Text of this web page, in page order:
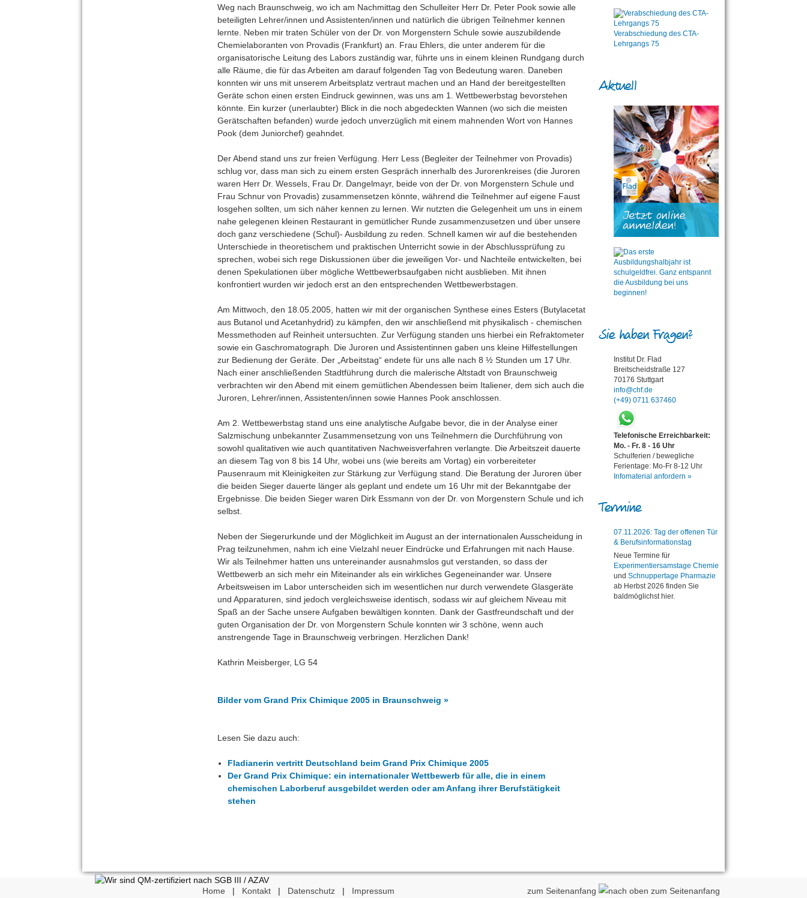
Weg nach Braunschweig, wo ich am Nachmittag den Schulleiter Herr Dr. Peter Pook sowie alle
beteiligten Lehrer/innen und Assistenten/innen und natürlich die übrigen Teilnehmer kennen
lernte. Neben mir traten Schüler von der Dr. von Morgenstern Schule sowie auszubildende
Chemielaboranten von Provadis (Frankfurt) an. Frau Ehlers, die unter anderem für die
organisatorische Leitung des Labors zuständig war, führte uns in einem kleinen Rundgang durch
alle Räume, die für das Arbeiten am darauf folgenden Tag von Bedeutung waren. Daneben
konnten wir uns mit unserem Arbeitsplatz vertraut machen und an Hand der bereitgestellten
Geräte schon einen ersten Eindruck gewinnen, was uns am 1. Wettbewerbstag bevorstehen
könnte. Ein kurzer (unerlaubter) Blick in die noch abgedeckten Wannen (wo sich die meisten
Gerätschaften befanden) wurde jedoch unverzüglich mit einem mahnenden Wort von Hannes
Pook (dem Juniorchef) geahndet.
Der Abend stand uns zur freien Verfügung. Herr Less (Begleiter der Teilnehmer von Provadis)
schlug vor, dass man sich zu einem ersten Gespräch innerhalb des Jurorenkreises (die Juroren
waren Herr Dr. Wessels, Frau Dr. Dangelmayr, beide von der Dr. von Morgenstern Schule und
Frau Schnur von Provadis) zusammensetzen könnte, während die Teilnehmer auf eigene Faust
losgehen sollten, um sich näher kennen zu lernen. Wir nutzten die Gelegenheit um uns in einem
nahe gelegenen kleinen Restaurant in gemütlicher Runde zusammenzusetzen und über unsere
doch ganz verschiedene (Schul)- Ausbildung zu reden. Schnell kamen wir auf die bestehenden
Unterschiede in theoretischem und praktischen Unterricht sowie in der Abschlussprüfung zu
sprechen, wobei sich rege Diskussionen über die jeweiligen Vor- und Nachteile entwickelten, bei
denen Spekulationen über mögliche Wettbewerbsaufgaben nicht ausblieben. Mit ihnen
konfrontiert wurden wir jedoch erst an den entsprechenden Wettbewerbstagen.
Am Mittwoch, den 18.05.2005, hatten wir mit der organischen Synthese eines Esters (Butylacetat
aus Butanol und Acetanhydrid) zu kämpfen, den wir anschließend mit physikalisch - chemischen
Messmethoden auf Reinheit untersuchten. Zur Verfügung standen uns hierbei ein Refraktometer
sowie ein Gaschromatograph. Die Juroren und Assistentinnen gaben uns kleine Hilfestellungen
zur Bedienung der Geräte. Der „Arbeitstag“ endete für uns alle nach 8 ½ Stunden um 17 Uhr.
Nach einer anschließenden Stadtführung durch die malerische Altstadt von Braunschweig
verbrachten wir den Abend mit einem gemütlichen Abendessen beim Italiener, dem sich auch die
Juroren, Lehrer/innen, Assistenten/innen sowie Hannes Pook anschlossen.
Am 2. Wettbewerbstag stand uns eine analytische Aufgabe bevor, die in der Analyse einer
Salzmischung unbekannter Zusammensetzung von uns Teilnehmern die Durchführung von
sowohl qualitativen wie auch quantitativen Nachweisverfahren verlangte. Die Arbeitszeit dauerte
an diesem Tag von 8 bis 14 Uhr, wobei uns (wie bereits am Vortag) ein vorbereiteter
Pausenraum mit Kleinigkeiten zur Stärkung zur Verfügung stand. Die Beratung der Juroren über
die beiden Sieger dauerte länger als geplant und endete um 16 Uhr mit der Bekanntgabe der
Ergebnisse. Die beiden Sieger waren Dirk Essmann von der Dr. von Morgenstern Schule und ich
selbst.
Neben der Siegerurkunde und der Möglichkeit im August an der internationalen Ausscheidung in
Prag teilzunehmen, nahm ich eine Vielzahl neuer Eindrücke und Erfahrungen mit nach Hause.
Wir als Teilnehmer hatten uns untereinander ausnahmslos gut verstanden, so dass der
Wettbewerb an sich mehr ein Miteinander als ein wirkliches Gegeneinander war. Unsere
Arbeitsweisen im Labor unterscheiden sich im wesentlichen nur durch verwendete Glasgeräte
und Apparaturen, sind jedoch vergleichsweise identisch, sodass wir auf gleichem Niveau mit
Spaß an der Sache unsere Aufgaben bewältigen konnten. Dank der Gastfreundschaft und der
guten Organisation der Dr. von Morgenstern Schule konnten wir 3 schöne, wenn auch
anstrengende Tage in Braunschweig verbringen. Herzlichen Dank!
Kathrin Meisberger, LG 54
Bilder vom Grand Prix Chimique 2005 in Braunschweig »
Lesen Sie dazu auch:
Fladianerin vertritt Deutschland beim Grand Prix Chimique 2005
Der Grand Prix Chimique: ein internationaler Wettbewerb für alle, die in einem
chemischen Laborberuf ausgebildet werden oder am Anfang ihrer Berufstätigkeit
stehen
Verabschiedung des CTA-
Lehrgangs 75
Aktuell
Sie haben Fragen?
Institut Dr. Flad
Breitscheidstraße 127
70176 Stuttgart
info@chf.de
(+49) 0711 637460
Telefonische Erreichbarkeit:
Mo. - Fr. 8 - 16 Uhr
Schulferien / bewegliche
Ferientage: Mo-Fr 8-12 Uhr
Infomaterial anfordern »
Termine
07.11.2026: Tag der offenen Tür
& Berufsinformationstag
Neue Termine für
Experimentiersamstage Chemie
und Schnuppertage Pharmazie
ab Herbst 2026 finden Sie
baldmöglichst hier.
zum Seitenanfang
Home | Kontakt | Datenschutz | Impressum